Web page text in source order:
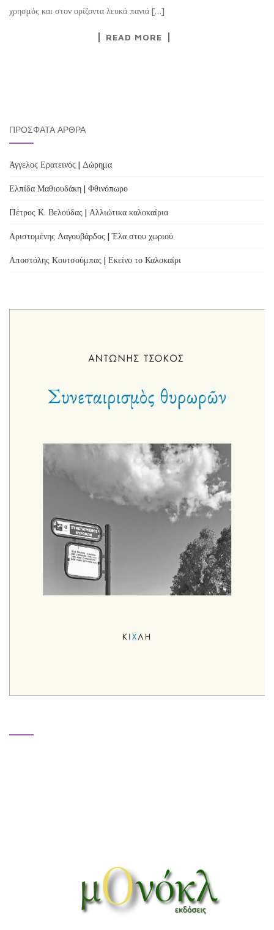
χρησμός και στον ορίζοντα λευκά πανιά […]
READ MORE
ΠΡΌΣΦΑΤΑ ΆΡΘΡΑ
Άγγελος Ερατεινός | Δώρημα
Ελπίδα Μαθιουδάκη | Φθινόπωρο
Πέτρος Κ. Βελούδας | Αλλιώτικα καλοκαίρια
Αριστομένης Λαγουβάρδος | Έλα στου χωριού
Αποστόλης Κουτσούμπας | Εκείνο το Καλοκαίρι